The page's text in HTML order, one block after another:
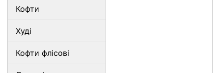
Кофти
Худі
Кофти флісові